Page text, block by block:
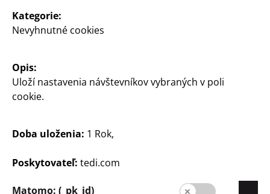
3 €
Kategorie:
Nevyhnutné cookies
Opis:
Uloží nastavenia návštevníkov vybraných v poli
cookie.
Doba uloženia: 1 Rok,
Poskytovateľ: tedi.com
Matomo: (_pk_id)